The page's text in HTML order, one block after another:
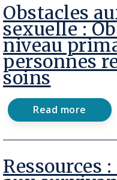
de
santé
sexuelle
:
Obstacles
de
pour
les
personnes
des
Obstacles
sexuelle :
niveau
personnes
soins
Read more
about
aux
de
santé
Ressources